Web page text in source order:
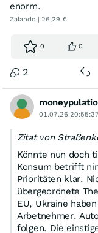
enorm.
Zalando | 26,29 €
0 0
2
01.07.26 20:55:37
Zitat von
Könnte nun doch
Konsum betrifft
Prioritäten klar.
übergeordnete
EU, Ukraine
Arbetnehmer.
folgen. Die